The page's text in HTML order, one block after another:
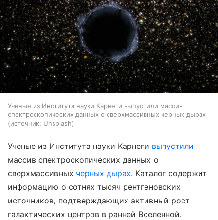
Ученые из Института науки Карнеги выпустили массив
спектроскопических данных о сверхмассивных черных дырах
источник: Unsplash
Ученые из Института науки Карнеги выпустили
массив спектроскопических данных о
сверхмассивных черных дырах. Каталог содержит
информацию о сотнях тысяч рентгеновских
источников, подтверждающих активный рост
галактических центров в ранней Вселенной.